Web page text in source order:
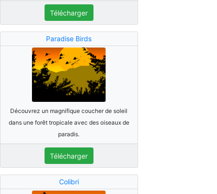
Télécharger
Paradise Birds
Découvrez un magnifique coucher de soleil
dans une forêt tropicale avec des oiseaux de
paradis.
Télécharger
Colibri